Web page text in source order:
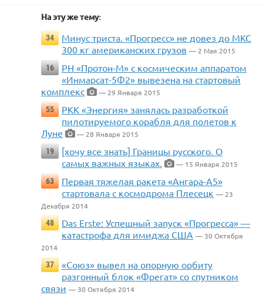
На эту же тему:
34
Минус триста. «Прогресс» не довез до МКС
300 кг американских грузов — 2 Мая 2015
16
РН «Протон-М» с космическим аппаратом
«Инмарсат-5Ф2» вывезена на стартовый
комплекс
— 29 Января 2015
55
РКК «Энергия» занялась разработкой
пилотируемого корабля для полетов к
Луне
— 28 Января 2015
19
[хочу все знать] Границы русского. О
самых важных языках.
— 15 Января 2015
63
Первая тяжелая ракета «Ангара-А5»
стартовала с космодрома Плесецк — 23
Декабря 2014
48
Das Erste: Успешный запуск «Прогресса» —
катастрофа для имиджа США — 30 Октября
2014
37
«Союз» вывел на опорную орбиту
разгонный блок «Фрегат» со спутником
связи — 30 Октября 2014